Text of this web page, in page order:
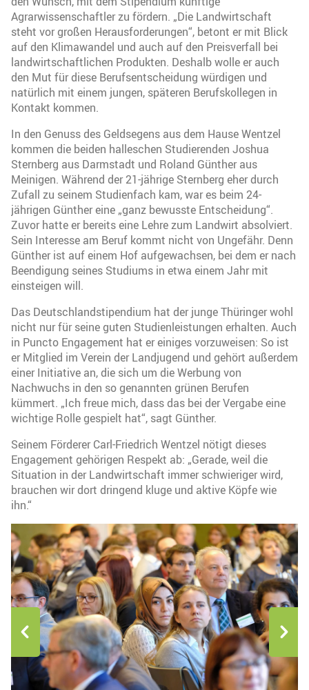
Agrarwissenschaftler zu fördern. „Die Landwirtschaft
steht vor großen Herausforderungen“, betont er mit Blick
auf den Klimawandel und auch auf den Preisverfall bei
landwirtschaftlichen Produkten. Deshalb wolle er auch
den Mut für diese Berufsentscheidung würdigen und
natürlich mit einem jungen, späteren Berufskollegen in
Kontakt kommen.
In den Genuss des Geldsegens aus dem Hause Wentzel
kommen die beiden halleschen Studierenden Joshua
Sternberg aus Darmstadt und Roland Günther aus
Meinigen. Während der 21-jährige Sternberg eher durch
Zufall zu seinem Studienfach kam, war es beim 24-
jährigen Günther eine „ganz bewusste Entscheidung“.
Zuvor hatte er bereits eine Lehre zum Landwirt absolviert.
Sein Interesse am Beruf kommt nicht von Ungefähr. Denn
Günther ist auf einem Hof aufgewachsen, bei dem er nach
Beendigung seines Studiums in etwa einem Jahr mit
einsteigen will.
Das Deutschlandstipendium hat der junge Thüringer wohl
nicht nur für seine guten Studienleistungen erhalten. Auch
in Puncto Engagement hat er einiges vorzuweisen: So ist
er Mitglied im Verein der Landjugend und gehört außerdem
einer Initiative an, die sich um die Werbung von
Nachwuchs in den so genannten grünen Berufen
kümmert. „Ich freue mich, dass das bei der Vergabe eine
wichtige Rolle gespielt hat“, sagt Günther.
Seinem Förderer Carl-Friedrich Wentzel nötigt dieses
Engagement gehörigen Respekt ab: „Gerade, weil die
Situation in der Landwirtschaft immer schwieriger wird,
brauchen wir dort dringend kluge und aktive Köpfe wie
ihn.“